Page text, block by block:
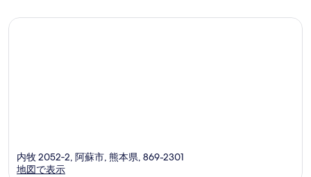
内牧 2052‐2, 阿蘇市, 熊本県, 869-2301
地図で表示